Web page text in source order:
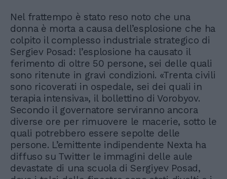
Nel frattempo è stato reso noto che una
donna è morta a causa dell’esplosione che ha
colpito il complesso industriale strategico di
Sergiev Posad: l’esplosione ha causato il
ferimento di oltre 50 persone, sei delle quali
sono ritenute in gravi condizioni. «Trenta civili
sono ricoverati in ospedale, sei dei quali in
terapia intensiva», il bollettino di Vorobyov.
Secondo il governatore serviranno ancora
diverse ore per rimuovere le macerie, sotto le
quali potrebbero essere sepolte delle
persone. L’emittente indipendente Nexta ha
diffuso su Twitter le immagini delle aule
devastate di una scuola di Sergiyev Posad,